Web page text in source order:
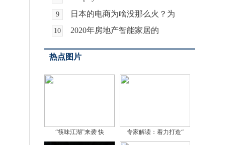
9 日本的电商为啥没那么火？为
10 2020年房地产智能家居的
热点图片
“筷味江湖”来袭 快 专家解读：着力打造“